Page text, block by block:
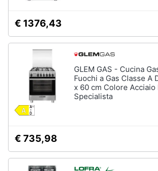
€ 1376,43
GLEM GAS - Cucina
Fuochi a Gas Classe A
x 60 cm Colore Acciaio
Specialista
€ 735,98